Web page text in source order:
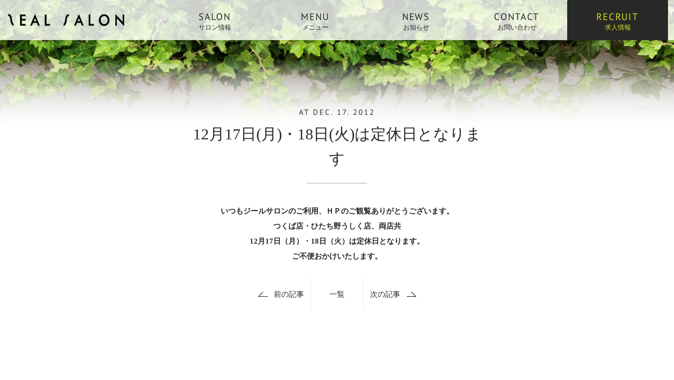
ZEAL SALON
SALON
サロン情報
MENU
メニュー
NEWS
お知らせ
CONTACT
お問い合わせ
RECRUIT
求人情報
AT DEC. 17. 2012
12月17日(月)・18日(火)は定休日となりま
す
いつもジールサロンのご利用、ＨＰのご観覧ありがとうございます。
つくば店・ひたち野うしく店、両店共
12月17日（月）・18日（火）は定休日となります。
ご不便おかけいたします。
前の記事 一覧 次の記事